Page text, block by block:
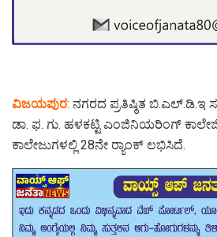
ವಿಜಯಪುರ: ನಗರದ ಪ್ರತಿಷ್ಠಿತ
ಡಾ. ಫ. ಗು. ಹಳಕಟ್ಟಿ ಎಂಜಿನಿಯರಿಂಗ್
ಕಾಲೇಜುಗಳಲ್ಲಿ 28ನೇ ರ‍್ಯಾಂಕ್ ಲಭಿಸಿದೆ.